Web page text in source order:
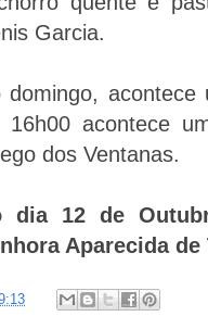
Garcia.
domingo,
16h00 acontece
dos Ventanas.
dia 12 de
Aparecida de